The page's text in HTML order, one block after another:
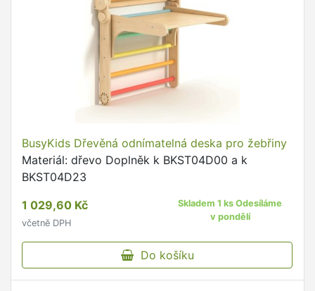
BusyKids Dřevěná odnímatelná deska pro žebřiny
Materiál: dřevo Doplněk k BKST04D00 a k
BKST04D23
1 029,60 Kč
včetně DPH
Skladem 1 ks Odesíláme
v pondělí
Do košíku